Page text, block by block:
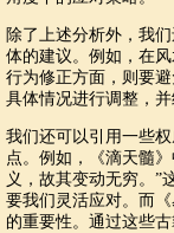
除了上述分析外，我
体的建议。例如，在
行为修正方面，则要
具体情况进行调整，
我们还可以引用一些
点。例如，《滴天髓
义，故其变动无穷。”
要我们灵活应对。而
的重要性。通过这些